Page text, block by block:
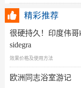
精彩推荐
很硬持久！印度伟哥
sidegra
效果价格及使用方法
欧洲同志浴室游记